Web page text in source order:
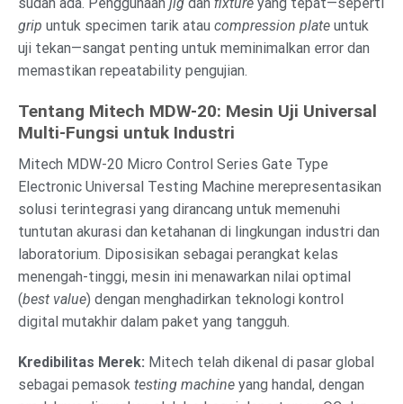
grip untuk specimen tarik atau compression plate untuk
uji tekan—sangat penting untuk meminimalkan error dan
memastikan repeatability pengujian.
Tentang Mitech MDW-20: Mesin Uji Universal
Multi-Fungsi untuk Industri
Mitech MDW-20 Micro Control Series Gate Type
Electronic Universal Testing Machine merepresentasikan
solusi terintegrasi yang dirancang untuk memenuhi
tuntutan akurasi dan ketahanan di lingkungan industri dan
laboratorium. Diposisikan sebagai perangkat kelas
menengah-tinggi, mesin ini menawarkan nilai optimal
(best value) dengan menghadirkan teknologi kontrol
digital mutakhir dalam paket yang tangguh.
Kredibilitas Merek: Mitech telah dikenal di pasar global
sebagai pemasok testing machine yang handal, dengan